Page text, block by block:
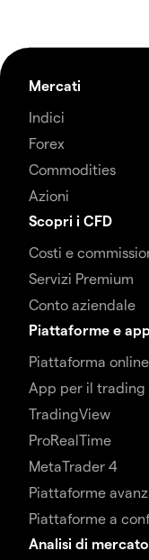
Mercati
Indici
Forex
Commodities
Azioni
Scopri i CFD
Costi e
Servizi Premium
Conto aziendale
Piattaforme e app
Piattaforma online
App per il trading
TradingView
ProRealTime
MetaTrader 4
Piattaforme
Piattaforme a
Analisi di mercato